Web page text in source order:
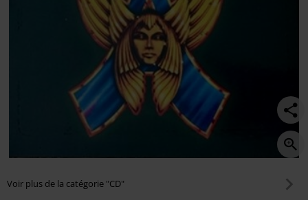
Voir plus de la catégorie "CD"